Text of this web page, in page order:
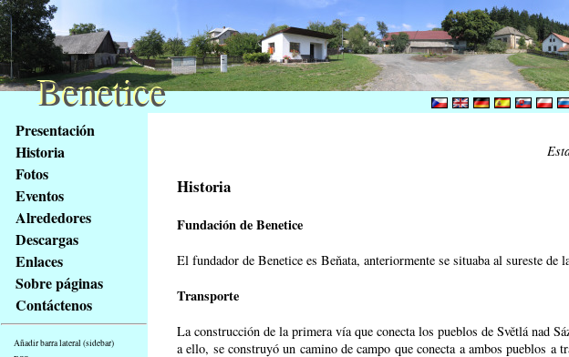
obsah
stránky
Klávesové
zkratky
tomto
webu
základní
Hlavní
strana
Presentación
Historia
Fotos
Eventos
Alrededores
Descargas
Enlaces
Sobre páginas
Contáctenos
Añadir barra lateral (sidebar)
Historia
Fundación de Benetice
El fundador de Benetice es Beňata, anteriormente se situaba al sureste de
Transporte
La construcción de la primera vía que conecta los pueblos de Světlá nad
a ello, se construyó un camino de campo que conecta a ambos pueblos
Benetice
Benetice